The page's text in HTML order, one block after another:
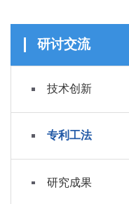
研讨交流
技术创新
专利工法
研究成果